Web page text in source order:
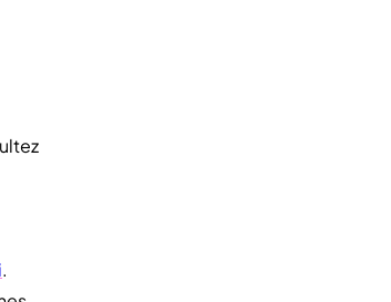
.